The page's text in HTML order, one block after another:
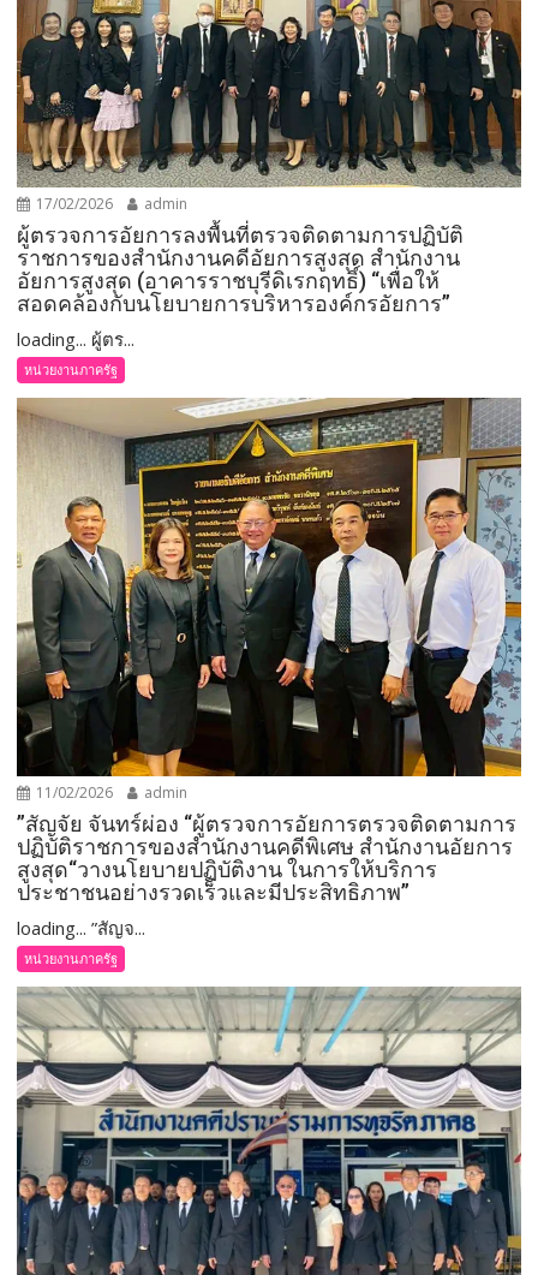
17/02/2026 admin
ผู้ตรวจการอัยการลงพื้นที่ตรวจติดตามการปฏิบัติ
ราชการของสำนักงานคดีอัยการสูงสุด สำนักงาน
อัยการสูงสุด (อาคารราชบุรีดิเรกฤทธิ์) “เพื่อให้
สอดคล้องกับนโยบายการบริหารองค์กรอัยการ”
loading... ผู้ตร...
หน่วยงานภาครัฐ
11/02/2026 admin
”สัญจัย จันทร์ผ่อง “ผู้ตรวจการอัยการตรวจติดตามการ
ปฏิบัติราชการของสำนักงานคดีพิเศษ สำนักงานอัยการ
สูงสุด“วางนโยบายปฏิบัติงาน ในการให้บริการ
ประชาชนอย่างรวดเร็วและมีประสิทธิภาพ”
loading... ”สัญจ...
หน่วยงานภาครัฐ